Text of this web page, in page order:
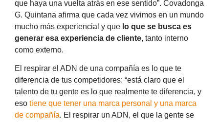
que haya una vuelta atrás en ese sentido”. Covadonga
G. Quintana afirma que cada vez vivimos en un mundo
mucho más experiencial y que lo que se busca es
generar esa experiencia de cliente, tanto interno
como externo.
El respirar el ADN de una compañía es lo que te
diferencia de tus competidores: “está claro que el
talento de tu gente es lo que realmente te diferencia, y
eso tiene que tener una marca personal y una marca
de compañía. El respirar un ADN, el que la gente se